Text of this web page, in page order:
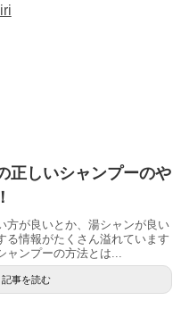
正しいシャンプーのや
方が良いとか、湯シャンが良い
る情報がたくさん溢れています
ャンプーの方法とは...
記事を読む